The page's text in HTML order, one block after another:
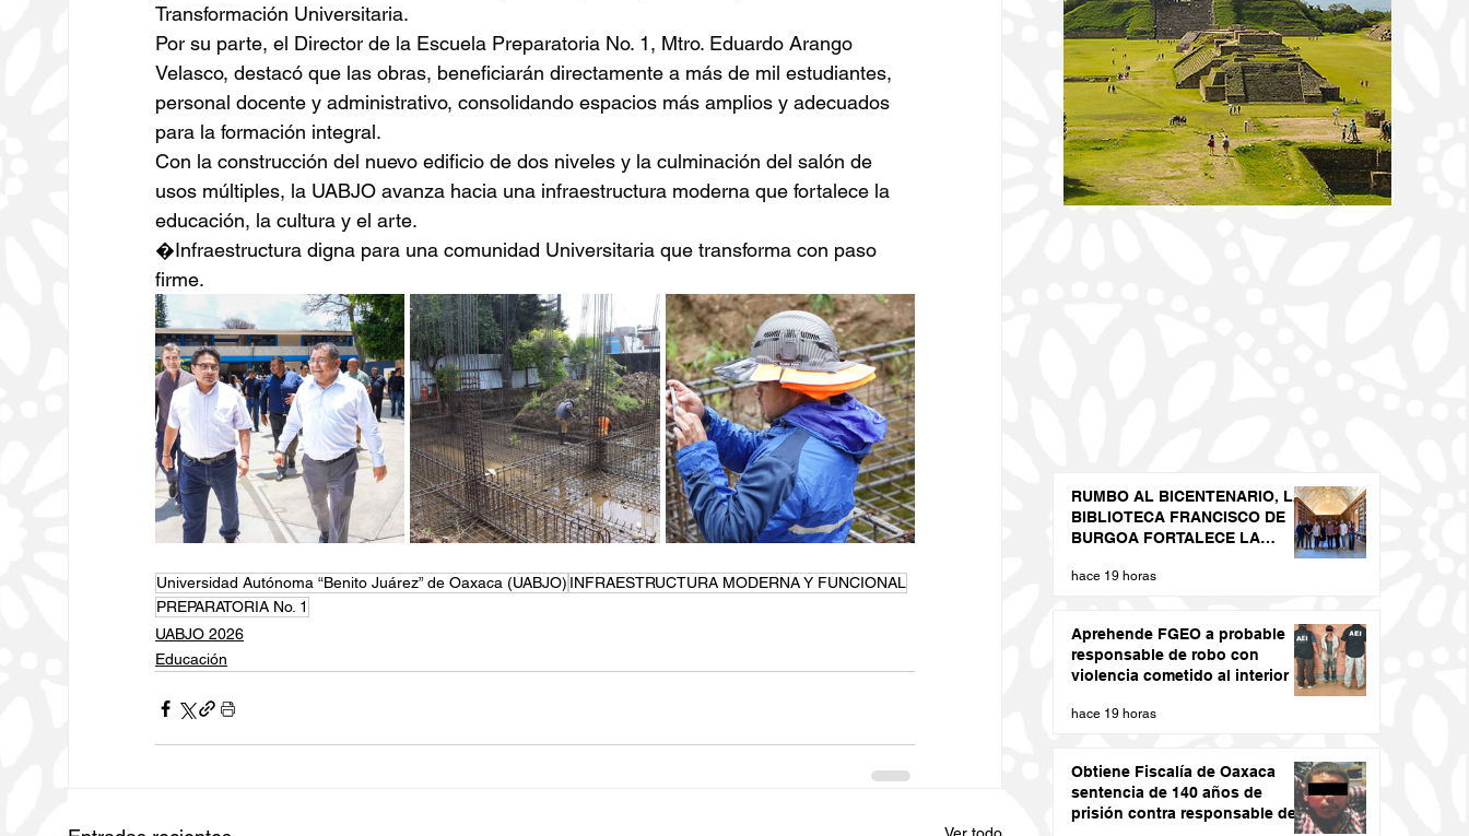
Transformación Universitaria.
Por su parte, el Director de la Escuela Preparatoria No. 1, Mtro. Eduardo Arango
Velasco, destacó que las obras, beneficiarán directamente a más de mil estudiantes,
personal docente y administrativo, consolidando espacios más amplios y adecuados
para la formación integral.
Con la construcción del nuevo edificio de dos niveles y la culminación del salón de
usos múltiples, la UABJO avanza hacia una infraestructura moderna que fortalece la
educación, la cultura y el arte.
�Infraestructura digna para una comunidad Universitaria que transforma con paso
firme.
Universidad Autónoma “Benito Juárez” de Oaxaca (UABJO) INFRAESTRUCTURA MODERNA Y FUNCIONAL
PREPARATORIA No. 1
UABJO 2026
Educación
RUMBO AL BICENTENARIO, LA
BIBLIOTECA FRANCISCO DE
BURGOA FORTALECE LA
UABJO
hace 19 horas
Aprehende FGEO a probable
responsable de robo con
violencia cometido al interior de
hace 19 horas
Obtiene Fiscalía de Oaxaca
sentencia de 140 años de
prisión contra responsable de